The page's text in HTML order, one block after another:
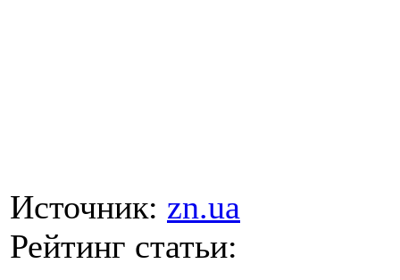
Источник: zn.ua
Рейтинг статьи: